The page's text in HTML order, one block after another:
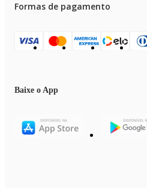
Formas de pagamento
Baixe o App